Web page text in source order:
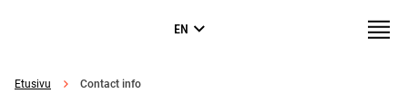
EN
Etusivu Contact info